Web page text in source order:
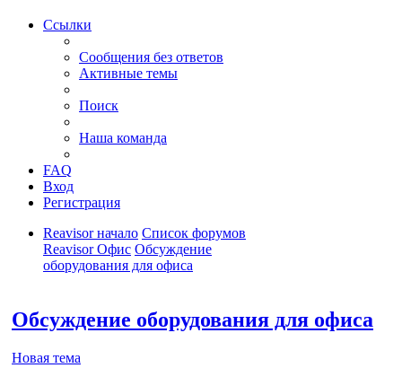
Ссылки
Сообщения без ответов
Активные темы
Поиск
Наша команда
FAQ
Вход
Регистрация
Reavisor начало Список форумов
Reavisor Офис Обсуждение
оборудования для офиса
Обсуждение оборудования для офиса
Новая тема